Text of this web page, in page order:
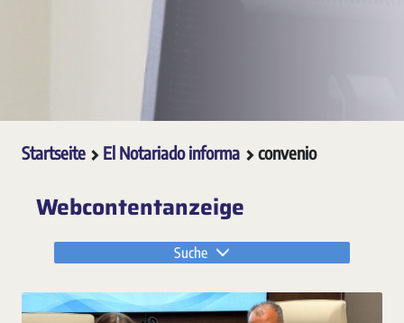
Startseite El Notariado informa convenio
Webcontentanzeige
Suche